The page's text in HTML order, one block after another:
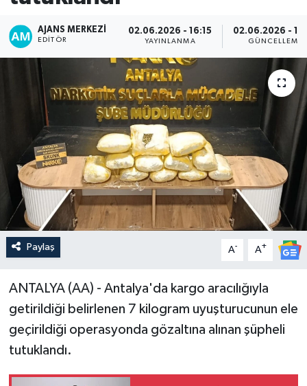
AJANS MERKEZI
EDITÖR
02.06.2026 - 16:15
YAYINLANMA
02.06.2026 -
GÜNCELLEME
Paylaş A- A+
ANTALYA (AA) - Antalya'da kargo aracılığıyla
getirildiği belirlenen 7 kilogram uyuşturucunun ele
geçirildiği operasyonda gözaltına alınan şüpheli
tutuklandı.